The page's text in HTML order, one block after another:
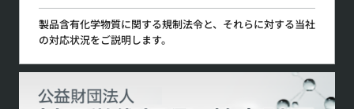
製品含有化学物質に関する規制法令と、それらに対する当社
の対応状況をご説明します。